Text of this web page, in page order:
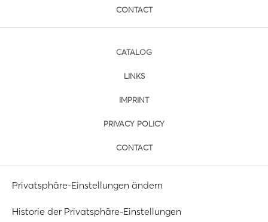
CONTACT
CATALOG
LINKS
IMPRINT
PRIVACY POLICY
CONTACT
Privatsphäre-Einstellungen ändern
Historie der Privatsphäre-Einstellungen